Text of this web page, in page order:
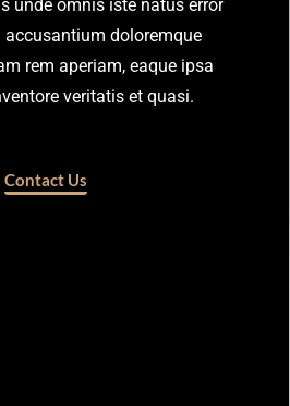
unde omnis iste natus error
doloremque
rem aperiam, eaque ipsa
veritatis et quasi.
Contact Us